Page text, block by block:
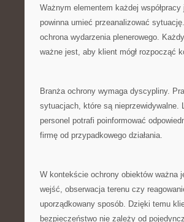
Ważnym elementem każdej
powinna umieć przeanalizować
ochrona wydarzenia plenerowego.
ważne jest, aby klient mógł rozpocząć
Branża ochrony wymaga dyscypliny.
sytuacjach, które są nieprzewidywalne.
personel potrafi poinformować
firmę od przypadkowego działania.
W kontekście ochrony obiektów ważna
wejść, obserwacja terenu czy
uporządkowany sposób. Dzięki temu
bezpieczeństwo nie zależy od